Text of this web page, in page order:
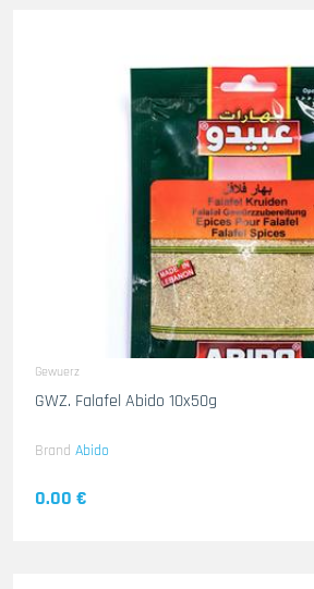
Gewuerz
GWZ. Falafel Abido 10x50g
Brand Abido
0.00 €